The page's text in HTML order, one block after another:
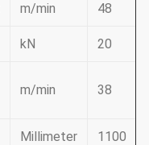
m/min 48
kN 20
m/min 38
Millimeter 1100